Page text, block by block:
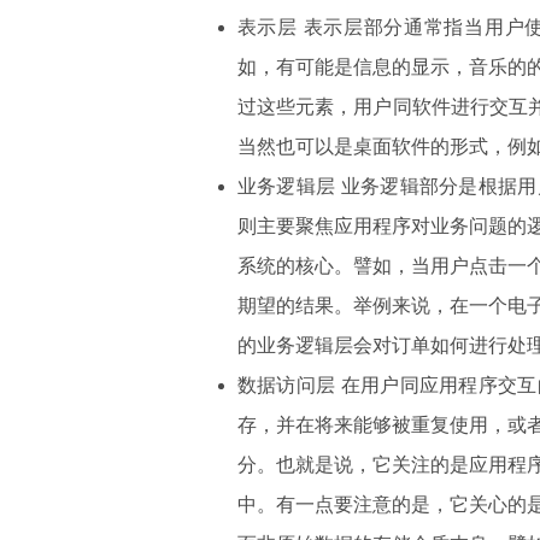
表示层 表示层部分通常指当用户
如，有可能是信息的显示，音乐的
过这些元素，用户同软件进行交互
当然也可以是桌面软件的形式，例
业务逻辑层 业务逻辑部分是根据
则主要聚焦应用程序对业务问题的
系统的核心。譬如，当用户点击一
期望的结果。举例来说，在一个电
的业务逻辑层会对订单如何进行处
数据访问层 在用户同应用程序交
存，并在将来能够被重复使用，或
分。也就是说，它关注的是应用程
中。有一点要注意的是，它关心的